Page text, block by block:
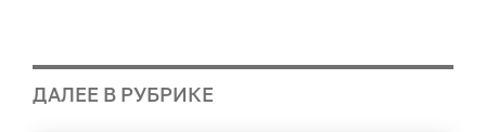
ДАЛЕЕ В РУБРИКЕ